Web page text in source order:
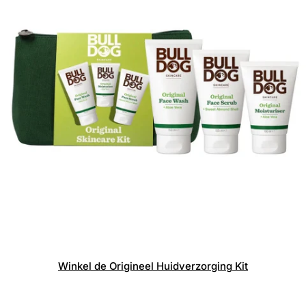
Winkel de Origineel Huidverzorging Kit